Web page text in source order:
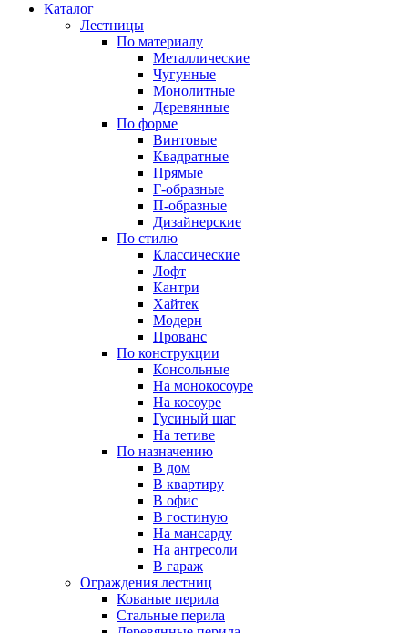
Каталог
Лестницы
По материалу
Металлические
Чугунные
Монолитные
Деревянные
По форме
Винтовые
Квадратные
Прямые
Г-образные
П-образные
Дизайнерские
По стилю
Классические
Лофт
Кантри
Хайтек
Модерн
Прованс
По конструкции
Консольные
На монокосоуре
На косоуре
Гусиный шаг
На тетиве
По назначению
В дом
В квартиру
В офис
В гостиную
На мансарду
На антресоли
В гараж
Ограждения лестниц
Кованые перила
Стальные перила